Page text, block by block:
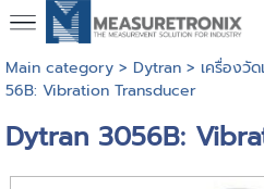
Main category> Dytran> เครื่องวั
56B: Vibration Transducer
Dytran 3056B: